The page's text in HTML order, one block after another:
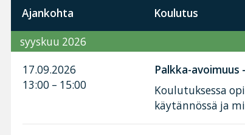
Ajankohta Koulutus
syyskuu 2026
17.09.2026
13:00 – 15:00
Palkka-
Koulutuksessa
käytännössä ja